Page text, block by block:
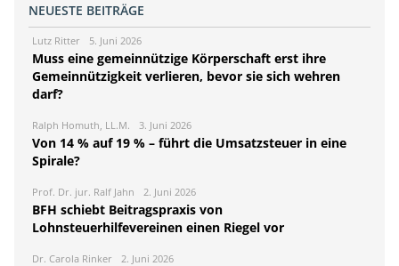
NEUESTE BEITRÄGE
Lutz Ritter 5. Juni 2026
Muss eine gemeinnützige Körperschaft erst ihre
Gemeinnützigkeit verlieren, bevor sie sich wehren
darf?
Ralph Homuth, LL.M. 3. Juni 2026
Von 14 % auf 19 % – führt die Umsatzsteuer in eine
Spirale?
Prof. Dr. jur. Ralf Jahn 2. Juni 2026
BFH schiebt Beitragspraxis von
Lohnsteuerhilfevereinen einen Riegel vor
Dr. Carola Rinker 2. Juni 2026